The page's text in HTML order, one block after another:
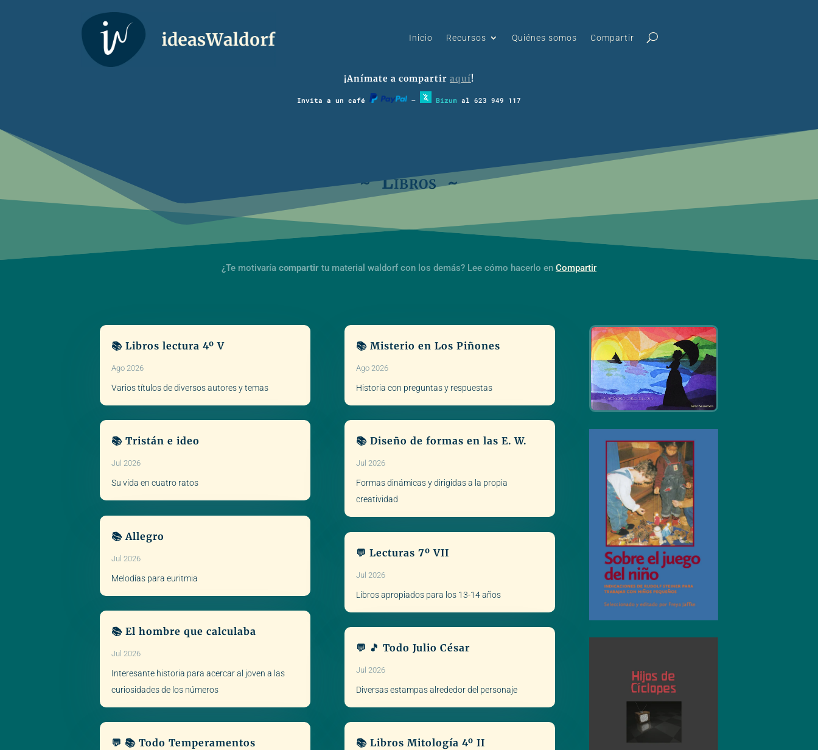
Inicio Recursos Quiénes somos Compartir
¡Anímate a compartir aquí!
Invita a un café – Bizum al 623 949 117
~ Libros ~
¿Te motivaría compartir tu material waldorf con los demás? Lee cómo hacerlo en Compartir
📚 Libros lectura 4º V
Ago 2026
Varios títulos de diversos autores y temas
📚 Tristán e ideo
Jul 2026
Su vida en cuatro ratos
📚 Allegro
Jul 2026
Melodías para euritmia
📚 El hombre que calculaba
Jul 2026
Interesante historia para acercar al joven a las
curiosidades de los números
💬 📚 Todo Temperamentos
📚 Misterio en Los Piñones
Ago 2026
Historia con preguntas y respuestas
📚 Diseño de formas en las E. W.
Jul 2026
Formas dinámicas y dirigidas a la propia
creatividad
💬 Lecturas 7º VII
Jul 2026
Libros apropiados para los 13-14 años
💬 🎵 Todo Julio César
Jul 2026
Diversas estampas alrededor del personaje
📚 Libros Mitología 4º II